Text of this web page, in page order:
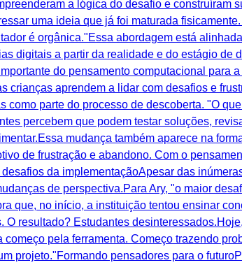
a lógica do desafio e construíram
uma ideia que já foi maturada
é orgânica."Essa abordagem está
digitais a partir da realidade e do estágio de
do pensamento computacional para
crianças aprendem a lidar com desafios e
parte do processo de descoberta. "O
percebem que podem testar soluções,
mudança também aparece na
de frustração e abandono. Com o
da implementaçãoApesar das
de perspectiva.Para Ary, "o maior
que, no início, a instituição tentou ensinar
resultado? Estudantes
pela ferramenta. Começo trazendo
projeto."Formando pensadores para o